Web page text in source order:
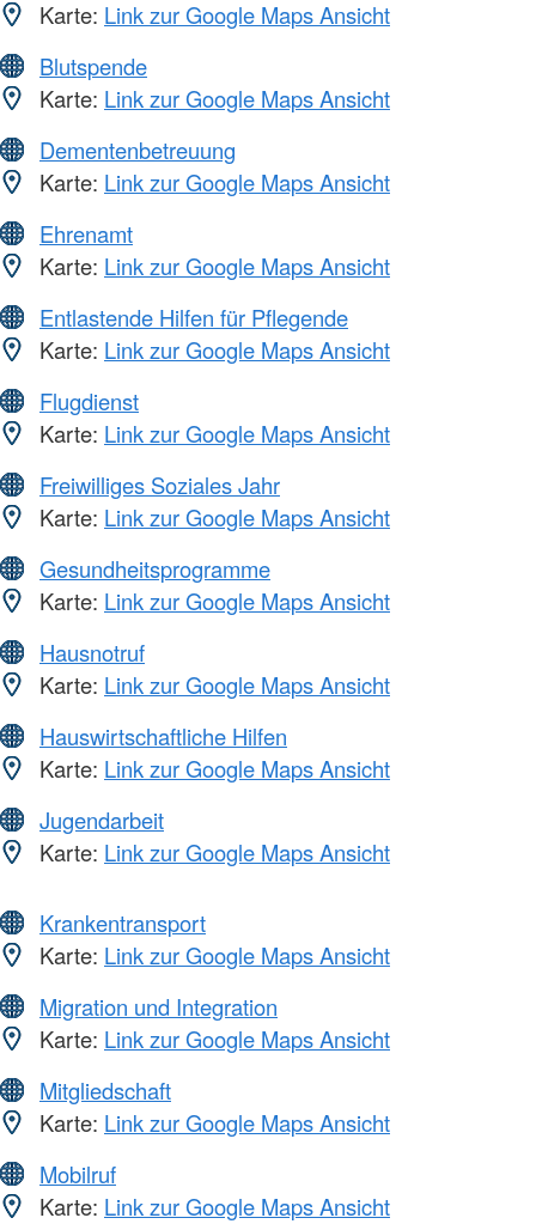
Karte: Link zur Google Maps Ansicht
Blutspende
Karte: Link zur Google Maps Ansicht
Dementenbetreuung
Karte: Link zur Google Maps Ansicht
Ehrenamt
Karte: Link zur Google Maps Ansicht
Entlastende Hilfen für Pflegende
Karte: Link zur Google Maps Ansicht
Flugdienst
Karte: Link zur Google Maps Ansicht
Freiwilliges Soziales Jahr
Karte: Link zur Google Maps Ansicht
Gesundheitsprogramme
Karte: Link zur Google Maps Ansicht
Hausnotruf
Karte: Link zur Google Maps Ansicht
Hauswirtschaftliche Hilfen
Karte: Link zur Google Maps Ansicht
Jugendarbeit
Karte: Link zur Google Maps Ansicht
Krankentransport
Karte: Link zur Google Maps Ansicht
Migration und Integration
Karte: Link zur Google Maps Ansicht
Mitgliedschaft
Karte: Link zur Google Maps Ansicht
Mobilruf
Karte: Link zur Google Maps Ansicht